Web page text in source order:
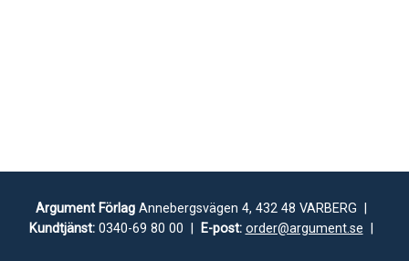
Argument FörlagAnnebergsvägen 4, 432 48 VARBERG |
Kundtjänst:0340-69 80 00 | E-post: order@argument.se